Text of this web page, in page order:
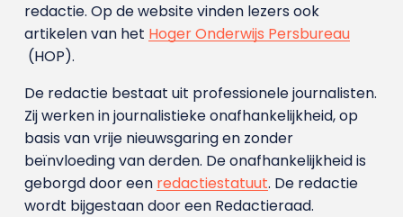
redactie. Op de website vinden lezers ook
artikelen van het Hoger Onderwijs Persbureau
(HOP).
De redactie bestaat uit professionele journalisten.
Zij werken in journalistieke onafhankelijkheid, op
basis van vrije nieuwsgaring en zonder
beïnvloeding van derden. De onafhankelijkheid is
geborgd door een redactiestatuut. De redactie
wordt bijgestaan door een Redactieraad.